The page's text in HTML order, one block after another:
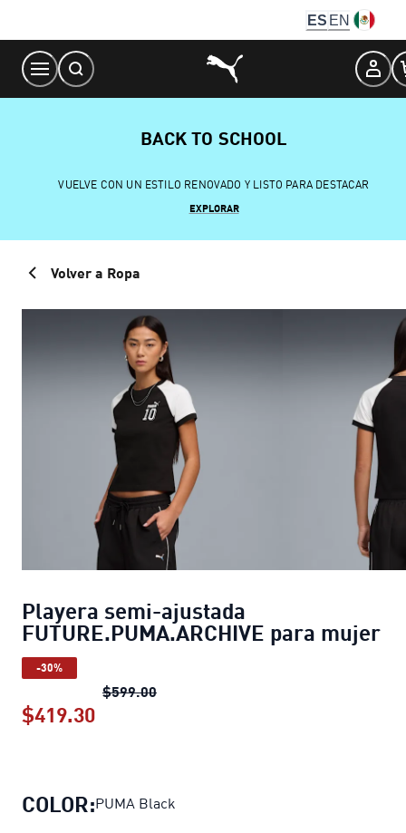
Content
ES EN
BACK TO SCHOOL
VUELVE CON UN ESTILO RENOVADO Y LISTO PARA DESTACAR
EXPLORAR
Volver a Ropa
Playera semi-ajustada
FUTURE.PUMA.ARCHIVE para mujer
-30%
$599.00Playera semi-ajustada
$419.30
COLOR:PUMA Black